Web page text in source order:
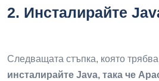
2. Инсталирайте
Следващата стъпка, която
инсталирайте Java, така че